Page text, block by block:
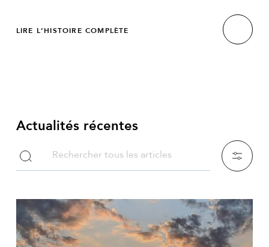
LIRE L’HISTOIRE COMPLÈTE
Actualités récentes